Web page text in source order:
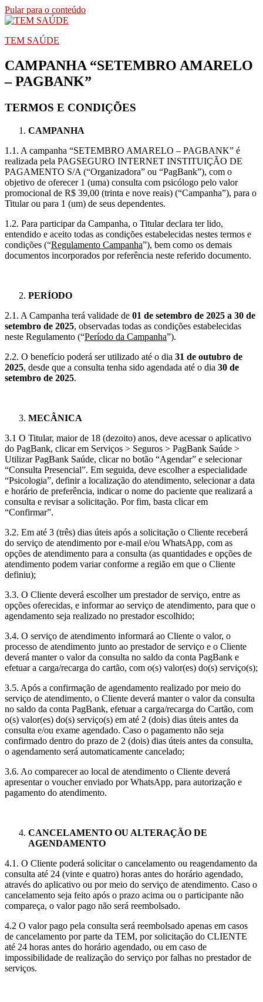
Pular para o conteúdo
TEM SAÚDE
CAMPANHA “SETEMBRO AMARELO
– PAGBANK”
TERMOS E CONDIÇÕES
CAMPANHA
1.1. A campanha “SETEMBRO AMARELO – PAGBANK” é
realizada pela PAGSEGURO INTERNET INSTITUIÇÃO DE
PAGAMENTO S/A (“Organizadora” ou “PagBank”), com o
objetivo de oferecer 1 (uma) consulta com psicólogo pelo valor
promocional de R$ 39,00 (trinta e nove reais) (“Campanha”), para o
Titular ou para 1 (um) de seus dependentes.
1.2. Para participar da Campanha, o Titular declara ter lido,
entendido e aceito todas as condições estabelecidas nestes termos e
condições (“Regulamento Campanha”), bem como os demais
documentos incorporados por referência neste referido documento.
PERÍODO
2.1. A Campanha terá validade de 01 de setembro de 2025 a 30 de
setembro de 2025, observadas todas as condições estabelecidas
neste Regulamento (“Período da Campanha”).
2.2. O benefício poderá ser utilizado até o dia 31 de outubro de
2025, desde que a consulta tenha sido agendada até o dia 30 de
setembro de 2025.
MECÂNICA
3.1 O Titular, maior de 18 (dezoito) anos, deve acessar o aplicativo
do PagBank, clicar em Serviços > Seguros > PagBank Saúde >
Utilizar PagBank Saúde, clicar no botão “Agendar” e selecionar
“Consulta Presencial”. Em seguida, deve escolher a especialidade
“Psicologia”, definir a localização do atendimento, selecionar a data
e horário de preferência, indicar o nome do paciente que realizará a
consulta e revisar a solicitação. Por fim, basta clicar em
“Confirmar”.
3.2. Em até 3 (três) dias úteis após a solicitação o Cliente receberá
do serviço de atendimento por e-mail e/ou WhatsApp, com as
opções de atendimento para a consulta (as quantidades e opções de
atendimento podem variar conforme a região em que o Cliente
definiu);
3.3. O Cliente deverá escolher um prestador de serviço, entre as
opções oferecidas, e informar ao serviço de atendimento, para que o
agendamento seja realizado no prestador escolhido;
3.4. O serviço de atendimento informará ao Cliente o valor, o
processo de atendimento junto ao prestador de serviço e o Cliente
deverá manter o valor da consulta no saldo da conta PagBank e
efetuar a carga/recarga do cartão, com o(s) valor(es) do(s) serviço(s);
3.5. Após a confirmação de agendamento realizado por meio do
serviço de atendimento, o Cliente deverá manter o valor da consulta
no saldo da conta PagBank, efetuar a carga/recarga do Cartão, com
o(s) valor(es) do(s) serviço(s) em até 2 (dois) dias úteis antes da
consulta e/ou exame agendado. Caso o pagamento não seja
confirmado dentro do prazo de 2 (dois) dias úteis antes da consulta,
o agendamento será automaticamente cancelado;
3.6. Ao comparecer ao local de atendimento o Cliente deverá
apresentar o voucher enviado por WhatsApp, para autorização e
pagamento do atendimento.
CANCELAMENTO OU ALTERAÇÃO DE
AGENDAMENTO
4.1. O Cliente poderá solicitar o cancelamento ou reagendamento da
consulta até 24 (vinte e quatro) horas antes do horário agendado,
através do aplicativo ou por meio do serviço de atendimento. Caso o
cancelamento seja feito após o prazo acima ou o participante não
compareça, o valor pago não será reembolsado.
4.2 O valor pago pela consulta será reembolsado apenas em casos
de cancelamento por parte da TEM, por solicitação do CLIENTE
até 24 horas antes do horário agendado, ou em caso de
impossibilidade de realização do serviço por falhas no prestador de
serviços.